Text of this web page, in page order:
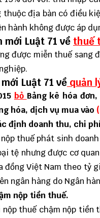
thuộc địa bàn có điều
hành không được áp
mới Luật 71 về thuế
được miễn thuế sang
Luật 71 về quản
bỏ Bảng kê hóa
hóa, dịch vụ mua vào
định doanh thu, chi
thuế phát sinh
tệ nhưng được cơ
đồng Việt Nam theo tỷ
ngân hàng do Ngân
nộp tiền thuế.
nộp thuế chậm nộp